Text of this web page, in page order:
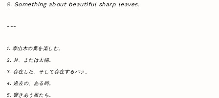
9. Something about beautiful sharp leaves.
---
1. 泰山木の葉を楽しむ。
2. 月、または太陽。
3. 存在した、そして存在するバラ。
4. 過去の、ある時。
5. 響きあう夜たち。